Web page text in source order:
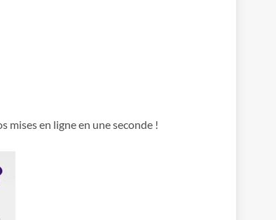
en ligne en une seconde !